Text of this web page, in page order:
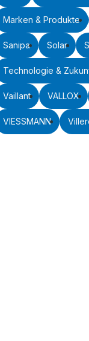
Marken & Produkte
Sanipa Solar
Technologie &
Vaillant VALLOX
VIESSMANN